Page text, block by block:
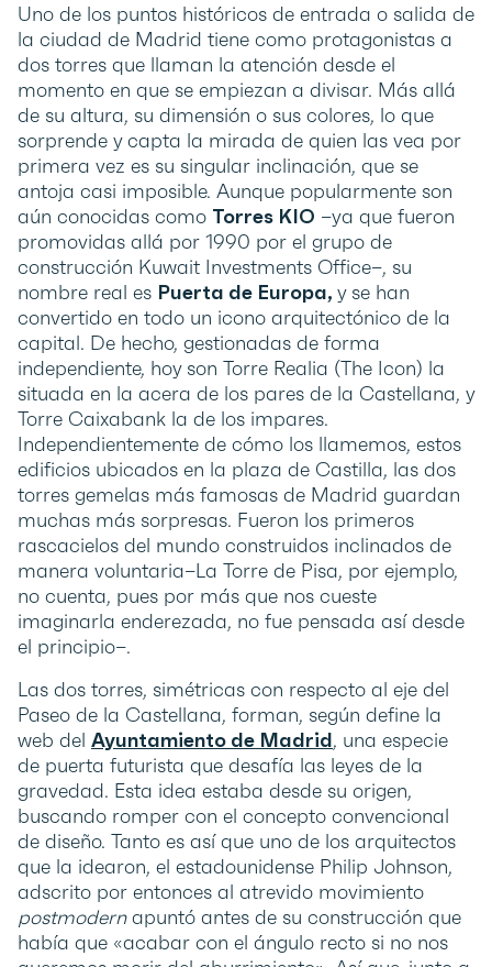
Uno de los puntos históricos de entrada o salida de
la ciudad de Madrid tiene como protagonistas a
dos torres que llaman la atención desde el
momento en que se empiezan a divisar. Más allá
de su altura, su dimensión o sus colores, lo que
sorprende y capta la mirada de quien las vea por
primera vez es su singular inclinación, que se
antoja casi imposible. Aunque popularmente son
aún conocidas como Torres KIO –ya que fueron
promovidas allá por 1990 por el grupo de
construcción Kuwait Investments Office–, su
nombre real es Puerta de Europa, y se han
convertido en todo un icono arquitectónico de la
capital. De hecho, gestionadas de forma
independiente, hoy son Torre Realia (The Icon) la
situada en la acera de los pares de la Castellana, y
Torre Caixabank la de los impares.
Independientemente de cómo los llamemos, estos
edificios ubicados en la plaza de Castilla, las dos
torres gemelas más famosas de Madrid guardan
muchas más sorpresas. Fueron los primeros
rascacielos del mundo construidos inclinados de
manera voluntaria–La Torre de Pisa, por ejemplo,
no cuenta, pues por más que nos cueste
imaginarla enderezada, no fue pensada así desde
el principio–.
Las dos torres, simétricas con respecto al eje del
Paseo de la Castellana, forman, según define la
web del Ayuntamiento de Madrid, una especie
de puerta futurista que desafía las leyes de la
gravedad. Esta idea estaba desde su origen,
buscando romper con el concepto convencional
de diseño. Tanto es así que uno de los arquitectos
que la idearon, el estadounidense Philip Johnson,
adscrito por entonces al atrevido movimiento
postmodernapuntó antes de su construcción que
había que «acabar con el ángulo recto si no nos